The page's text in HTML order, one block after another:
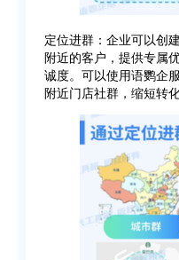
定位进群：企业可以创
附近的客户，提供专属
诚度。可以使用语鹦企
附近门店社群，缩短转化